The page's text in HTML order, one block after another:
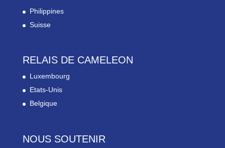
Philippines
Suisse
RELAIS DE CAMELEON
Luxembourg
Etats-Unis
Belgique
NOUS SOUTENIR